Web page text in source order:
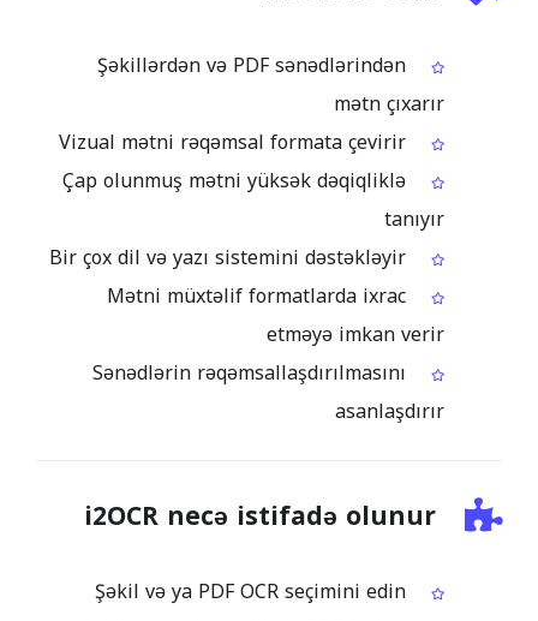
Şəkillərdən və PDF sənədlərindən
mətn çıxarır
Çap olunmuş mətni yüksək dəqiqliklə
tanıyır
Mətni müxtəlif formatlarda ixrac
etməyə imkan verir
Sənədlərin rəqəmsallaşdırılmasını
asanlaşdırır
i2OCR necə istifadə olunur